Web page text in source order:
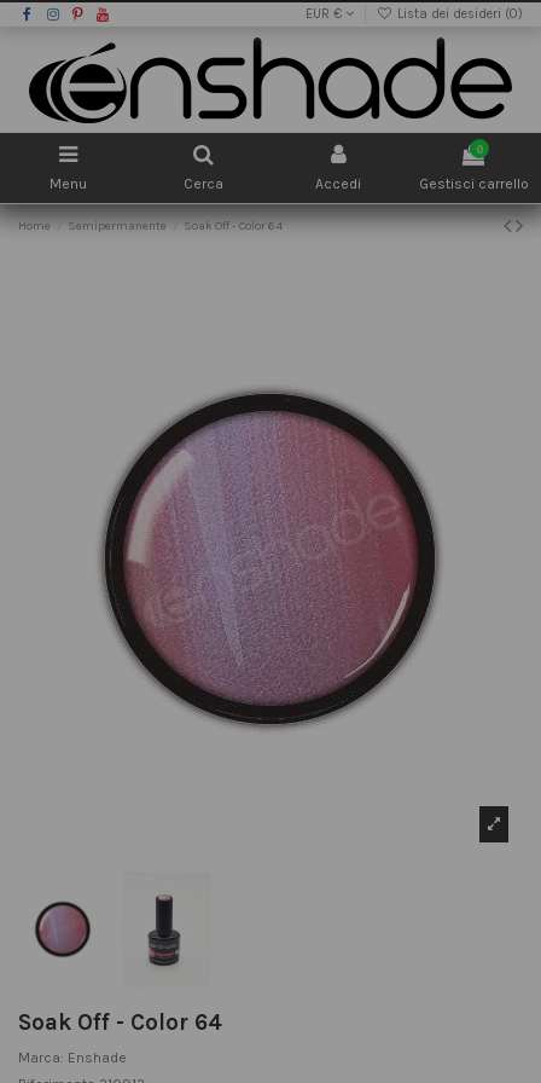
EUR € Lista dei desideri (0)
Menu Cerca Accedi
0
Gestisci carrello
Home Semipermanente Soak Off - Color 64
Soak Off - Color 64
Marca: Enshade